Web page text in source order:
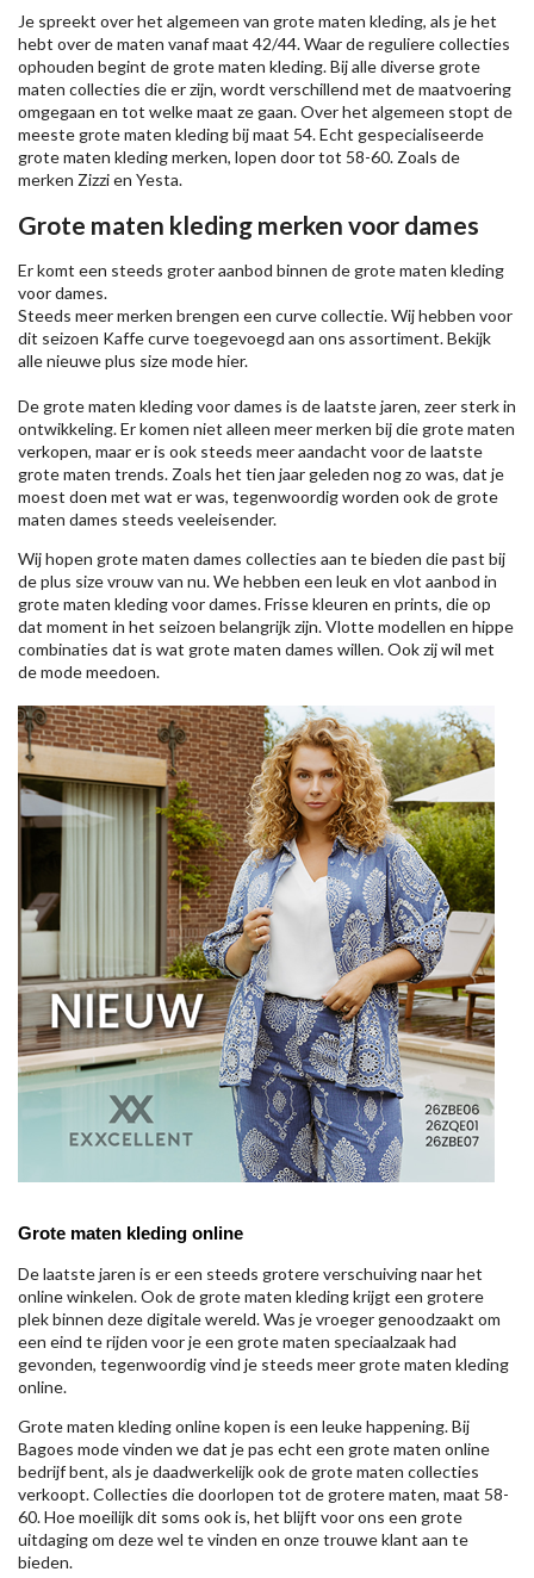
Je spreekt over het algemeen van grote maten kleding, als je het
hebt over de maten vanaf maat 42/44. Waar de reguliere collecties
ophouden begint de grote maten kleding. Bij alle diverse grote
maten collecties die er zijn, wordt verschillend met de maatvoering
omgegaan en tot welke maat ze gaan. Over het algemeen stopt de
meeste grote maten kleding bij maat 54. Echt gespecialiseerde
grote maten kleding merken, lopen door tot 58-60. Zoals de
merken Zizzien Yesta.
Grote maten kleding merken voor dames
Er komt een steeds groter aanbod binnen de grote maten kleding
voor dames.
Steeds meer merken brengen een curve collectie. Wij hebben voor
dit seizoen Kaffecurve toegevoegd aan ons assortiment. Bekijk
alle nieuweplus size modehier.
De grote maten kleding voor dames is de laatste jaren, zeer sterk in
ontwikkeling. Er komen niet alleen meer merken bij die grote maten
verkopen, maar er is ook steeds meer aandacht voor de laatste
grote maten trends. Zoals het tien jaar geleden nog zo was, dat je
moest doen met wat er was, tegenwoordig worden ook de grote
maten dames steeds veeleisender.
Wij hopen grote maten dames collecties aan te bieden die past bij
de plus size vrouw van nu. We hebben een leuk en vlot aanbod in
grote maten kleding voor dames. Frisse kleuren en prints, die op
dat moment in het seizoen belangrijk zijn. Vlotte modellen en hippe
combinaties dat is wat grote maten dames willen. Ook zij wil met
de mode meedoen.
Grote maten kleding online
De laatste jaren is er een steeds grotere verschuiving naar het
online winkelen. Ook de grote maten kleding krijgt een grotere
plek binnen deze digitale wereld. Was je vroeger genoodzaakt om
een eind te rijden voor je een grote maten speciaalzaak had
gevonden, tegenwoordig vind je steeds meer grote maten kleding
online.
Grote maten kleding online kopen is een leuke happening. Bij
Bagoes mode vinden we dat je pas echt een grote maten online
bedrijf bent, als je daadwerkelijk ook de grote maten collecties
verkoopt. Collecties die doorlopen tot de grotere maten, maat 58-
60. Hoe moeilijk dit soms ook is, het blijft voor ons een grote
uitdaging om deze wel te vinden en onze trouwe klant aan te
bieden.